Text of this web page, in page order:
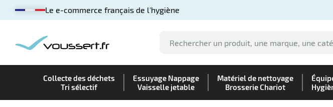
Le e-commerce français de l'hygiène
Collecte des déchets
Tri sélectif
Essuyage Nappage
Vaisselle jetable
Matériel de nettoyage
Brosserie Chariot